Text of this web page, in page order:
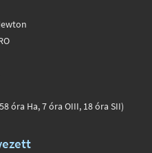
óra Ha, 7 óra OIII, 18 óra SII)